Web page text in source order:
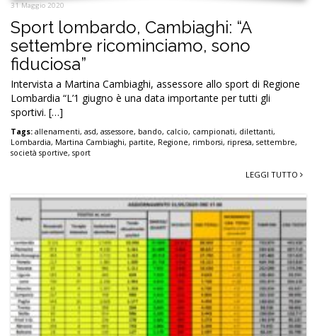
31 Maggio 2020
Sport lombardo, Cambiaghi: “A
settembre ricominciamo, sono
fiduciosa”
Intervista a Martina Cambiaghi, assessore allo sport di Regione
Lombardia “L’1 giugno è una data importante per tutti gli
sportivi. […]
Tags: allenamenti, asd, assessore, bando, calcio, campionati, dilettanti,
Lombardia, Martina Cambiaghi, partite, Regione, rimborsi, ripresa, settembre,
società sportive, sport
LEGGI TUTTO